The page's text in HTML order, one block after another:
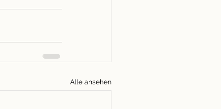
Alle ansehen